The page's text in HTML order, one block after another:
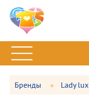
Бренды Lady lux